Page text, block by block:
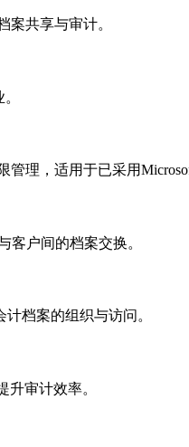
案共享与审计。
理，适用于已采用
客户间的档案交换。
档案的组织与访问。
审计效率。